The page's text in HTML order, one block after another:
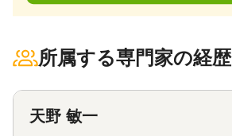
所属する専門家の経歴
天野 敏一